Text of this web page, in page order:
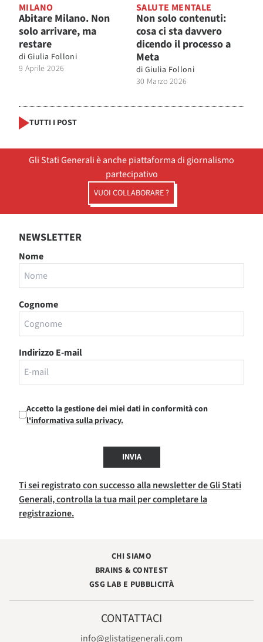
MILANO
Abitare Milano. Non
solo arrivare, ma
restare
di Giulia Folloni
9 Aprile 2026
SALUTE MENTALE
Non solo contenuti:
cosa ci sta davvero
dicendo il processo a
Meta
di Giulia Folloni
30 Marzo 2026
TUTTI I POST
Gli Stati Generali è anche piattaforma di giornalismo
partecipativo
VUOI COLLABORARE ?
NEWSLETTER
Nome
Cognome
Indirizzo E-mail
Accetto la gestione dei miei dati in conformità con
l'informativa sulla privacy.
INVIA
Ti sei registrato con successo alla newsletter de Gli Stati
Generali, controlla la tua mail per completare la
registrazione.
CHI SIAMO
BRAINS & CONTEST
GSG LAB E PUBBLICITÀ
CONTATTACI
info@glistatigenerali.com